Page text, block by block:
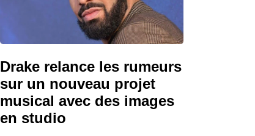
Drake relance les rumeurs
sur un nouveau projet
musical avec des images
en studio